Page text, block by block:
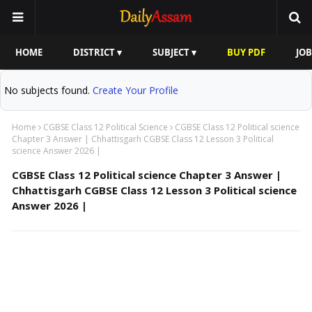
HOME DISTRICT ▾ SUBJECT ▾ BUY PDF
No subjects found. Create Your Profile
Home CGBSE Class 12 Political Science
CGBSE Class 12 Political science
Chapter 3 Answer | Chhattisgarh CGBSE Class 12 Lesson 3 Political
science Answer 2026 |
CGBSE Class 12 Political science Chapter 3 Answer |
Chhattisgarh CGBSE Class 12 Lesson 3 Political science
Answer 2026 |